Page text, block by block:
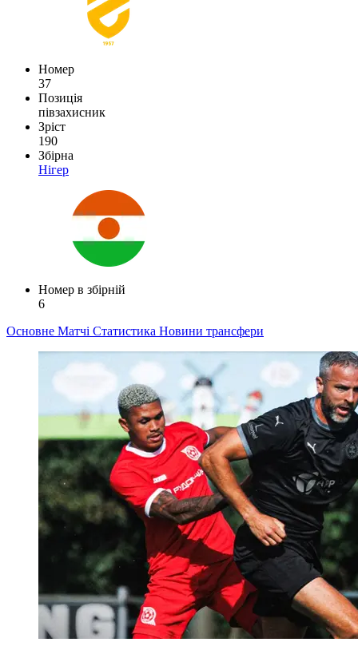
Номер
37
Позиція
півзахисник
Зріст
190
Збірна
Нігер
Номер в збірній
6
Основне Матчі Статистика Новини трансфери